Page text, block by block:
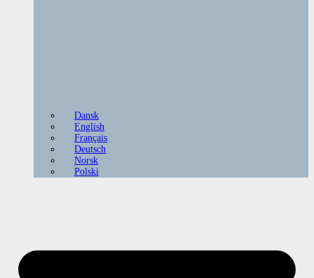
Dansk
English
Français
Deutsch
Norsk
Polski